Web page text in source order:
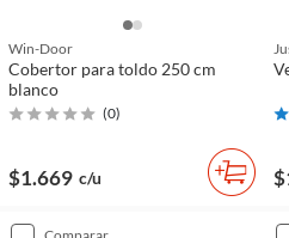
Win-Door
Cobertor para toldo 250 cm
blanco
(0)
$1.669 c/u